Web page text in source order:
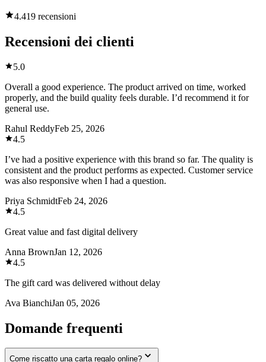
4.419 recensioni
Recensioni dei clienti
5.0
Overall a good experience. The product arrived on time, worked
properly, and the build quality feels durable. I’d recommend it for
general use.
Rahul ReddyFeb 25, 2026
4.5
I’ve had a positive experience with this brand so far. The quality is
consistent and the product performs as expected. Customer service
was also responsive when I had a question.
Priya SchmidtFeb 24, 2026
4.5
Great value and fast digital delivery
Anna BrownJan 12, 2026
4.5
The gift card was delivered without delay
Ava BianchiJan 05, 2026
Domande frequenti
Come riscatto una carta regalo online?